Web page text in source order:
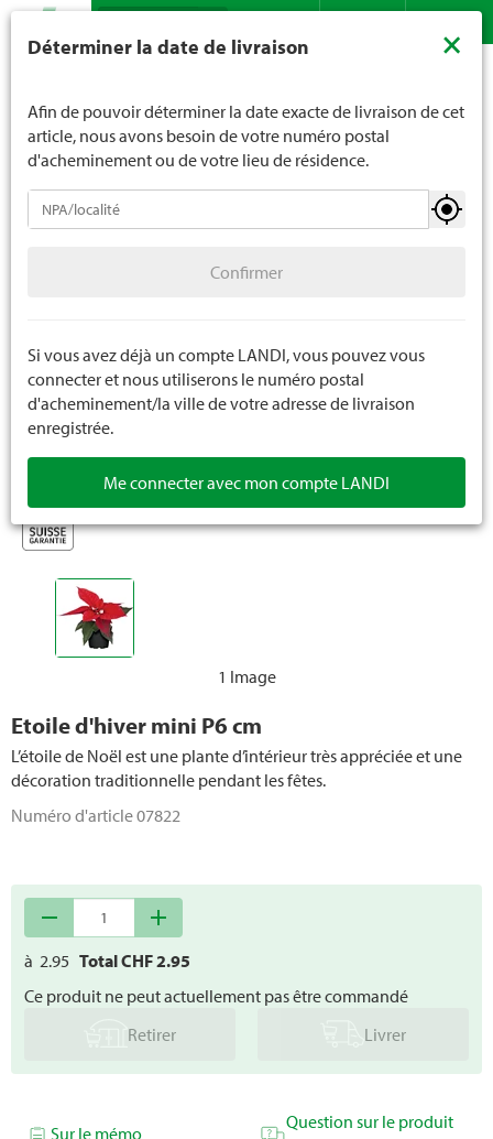
Recherche
1 Image
Etoile d'hiver mini P6 cm
L’étoile de Noël est une plante d’intérieur très appréciée et une
décoration traditionnelle pendant les fêtes.
Numéro d'article07822
remove add
à 2.95 Total CHF2.95
Ce produit ne peut actuellement pas être commandé
Retirer
Livrer
Sur le mémo
Question sur le produit
Plantes d'intérieur
Plantes de chambre
Arrangements
Plantes artificielles
Déterminer la date de livraison ×
Afin de pouvoir déterminer la date exacte de livraison de cet
article, nous avons besoin de votre numéro postal
d'acheminement ou de votre lieu de résidence.
Confirmer
Si vous avez déjà un compte LANDI, vous pouvez vous
connecter et nous utiliserons le numéro postal
d'acheminement/la ville de votre adresse de livraison
enregistrée.
Me connecter avec mon compte LANDI
moins de 16 ans. La limite d'âge est de 18 ans pour les
nous indiquez votre âge de manière contraignante.